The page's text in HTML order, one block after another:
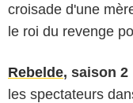
croisade d'une
le roi du revenge
Rebelde, saison 2
les spectateurs